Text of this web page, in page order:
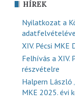
HÍREK
Nyilatkozat a
XIV. Pécsi
Felhívás a XIV.
részvételre
Halpern László
MKE 2025. évi